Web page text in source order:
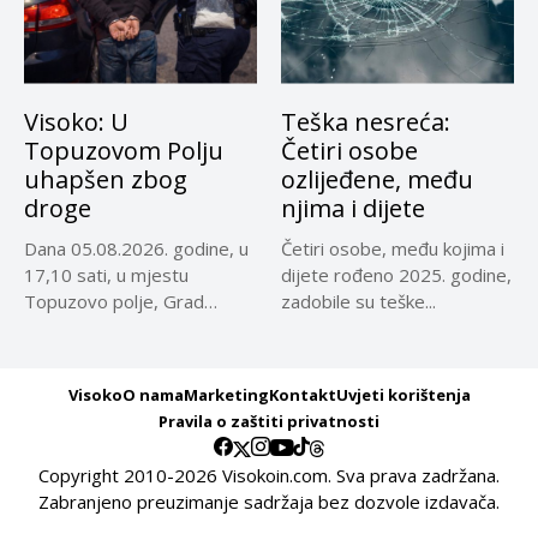
Visoko: U
Topuzovom Polju
uhapšen zbog
droge
Dana 05.08.2026. godine, u
17,10 sati, u mjestu
Topuzovo polje, Grad
Teška nesreća:
Četiri osobe
ozlijeđene, među
njima i dijete
Četiri osobe, među kojima i
dijete rođeno 2025. godine,
zadobile su teške...
VisokoO namaMarketingKontaktUvjeti korištenja
Pravila o zaštiti privatnosti
Copyright 2010-2026 Visokoin.com. Sva prava zadržana.
Zabranjeno preuzimanje sadržaja bez dozvole izdavača.